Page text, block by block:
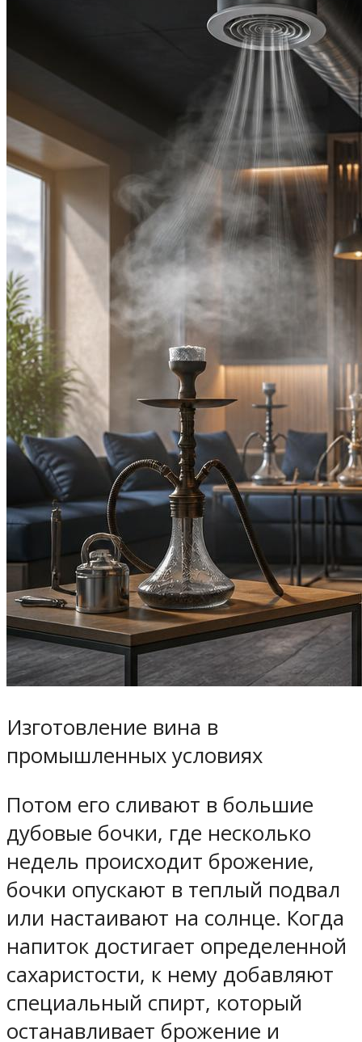
Изготовление вина в
промышленных условиях
Потом его сливают в большие
дубовые бочки, где несколько
недель происходит брожение,
бочки опускают в теплый подвал
или настаивают на солнце. Когда
напиток достигает определенной
сахаристости, к нему добавляют
специальный спирт, который
останавливает брожение и